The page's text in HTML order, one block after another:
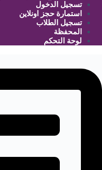
تسجيل الدخول
استمارة حجز اونلاين
تسجيل الطلاب
المحفظة
لوحة التحكم